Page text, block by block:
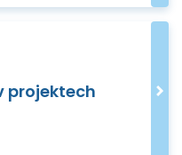
projektech